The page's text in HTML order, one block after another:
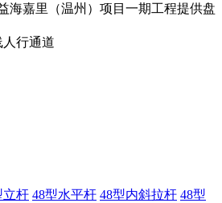
立杆 48型水平杆 48型内斜拉杆 48型